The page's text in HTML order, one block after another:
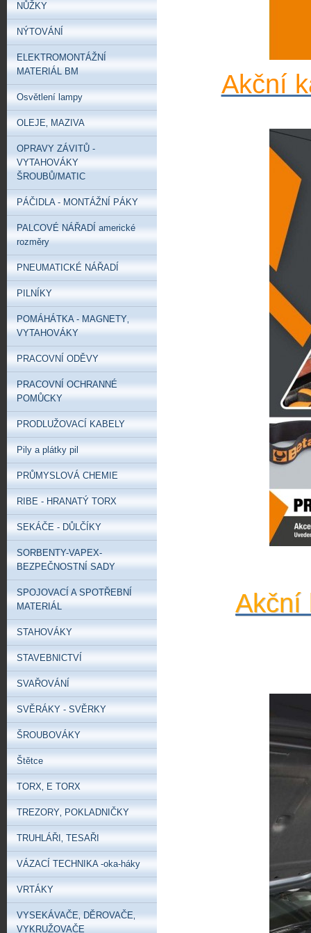
Akční
Akční
NŮŽKY
NÝTOVÁNÍ
ELEKTROMONTÁŽNÍ
MATERIÁL BM
Osvětlení lampy
OLEJE‚ MAZIVA
OPRAVY ZÁVITŮ -
VYTAHOVÁKY
ŠROUBŮ/MATIC
PÁČIDLA - MONTÁŽNÍ PÁKY
PALCOVÉ NÁŘADÍ americké
rozměry
PNEUMATICKÉ NÁŘADÍ
PILNÍKY
POMÁHÁTKA - MAGNETY‚
VYTAHOVÁKY
PRACOVNÍ ODĚVY
PRACOVNÍ OCHRANNÉ
POMŮCKY
PRODLUŽOVACÍ KABELY
Pily a plátky pil
PRŮMYSLOVÁ CHEMIE
RIBE - HRANATÝ TORX
SEKÁČE - DŮLČÍKY
SORBENTY-VAPEX-
BEZPEČNOSTNÍ SADY
SPOJOVACÍ A SPOTŘEBNÍ
MATERIÁL
STAHOVÁKY
STAVEBNICTVÍ
SVAŘOVÁNÍ
SVĚRÁKY - SVĚRKY
ŠROUBOVÁKY
Štětce
TORX‚ E TORX
TREZORY‚ POKLADNIČKY
TRUHLÁŘI‚ TESAŘI
VÁZACÍ TECHNIKA -oka-háky
VRTÁKY
VYSEKÁVAČE‚ DĚROVAČE‚
VYKRUŽOVAČE